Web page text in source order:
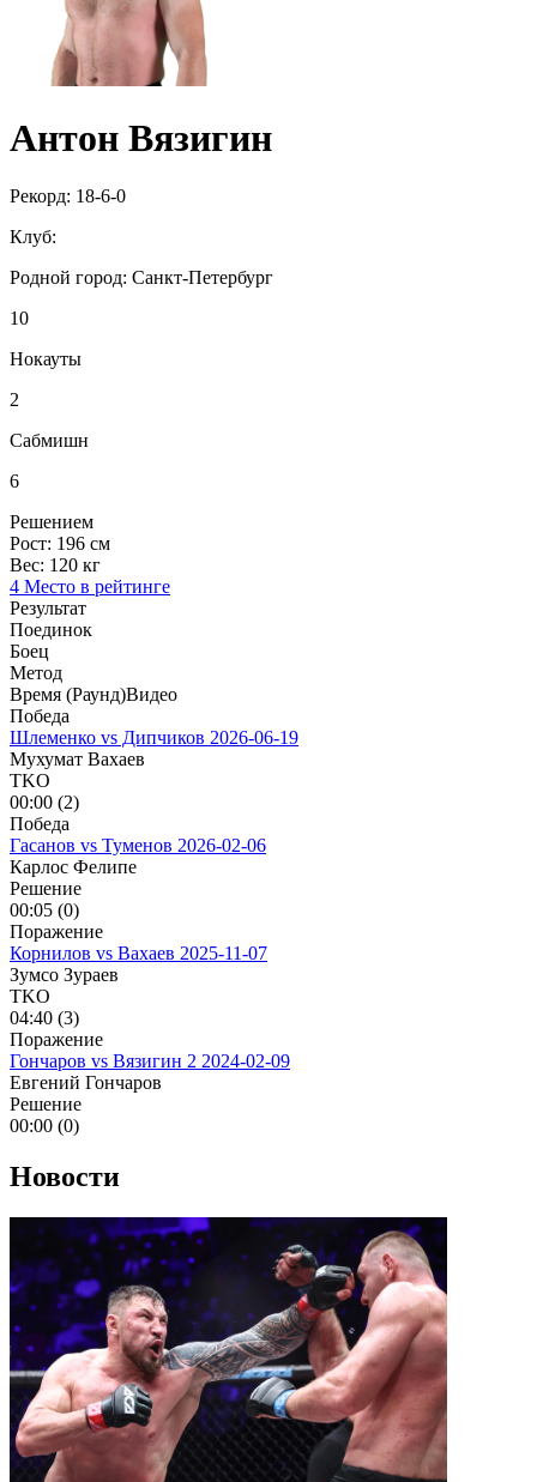
Антон Вязигин
Рекорд: 18-6-0
Клуб:
Родной город: Санкт-Петербург
10
Нокауты
2
Сабмишн
6
Решением
Рост: 196 см
Вес: 120 кг
4 Место в рейтинге
Результат
Поединок
Боец
Метод
Время (Раунд)Видео
Победа
Шлеменко vs Дипчиков 2026-06-19
Мухумат Вахаев
TKO
00:00 (2)
Победа
Гасанов vs Туменов 2026-02-06
Карлос Фелипе
Решение
00:05 (0)
Поражение
Корнилов vs Вахаев 2025-11-07
Зумсо Зураев
TKO
04:40 (3)
Поражение
Гончаров vs Вязигин 2 2024-02-09
Евгений Гончаров
Решение
00:00 (0)
Новости